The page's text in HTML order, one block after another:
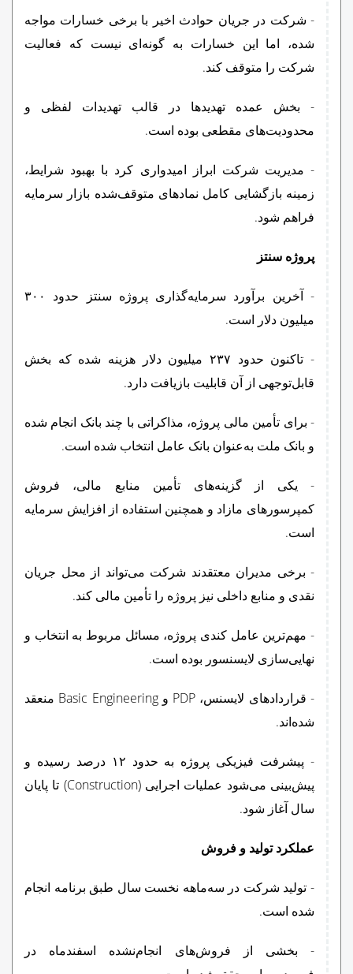
- شرکت در جریان حوادث اخیر با برخی خسارات مواجه
شده، اما این خسارات به گونه‌ای نیست که فعالیت
شرکت را متوقف کند.
- بخش عمده تهدیدها در قالب تهدیدات لفظی و
محدودیت‌های مقطعی بوده است.
- مدیریت شرکت ابراز امیدواری کرد با بهبود شرایط،
زمینه بازگشایی کامل نمادهای متوقف‌شده بازار سرمایه
فراهم شود.
پروژه سنتز
- آخرین برآورد سرمایه‌گذاری پروژه سنتز حدود ۳۰۰
میلیون دلار است.
- تاکنون حدود ۲۳۷ میلیون دلار هزینه شده که بخش
قابل‌توجهی از آن قابلیت بازیافت دارد.
- برای تأمین مالی پروژه، مذاکراتی با چند بانک انجام شده
و بانک ملت به‌عنوان بانک عامل انتخاب شده است.
- یکی از گزینه‌های تأمین منابع مالی، فروش
کمپرسورهای مازاد و همچنین استفاده از افزایش سرمایه
است.
- برخی مدیران معتقدند شرکت می‌تواند از محل جریان
نقدی و منابع داخلی نیز پروژه را تأمین مالی کند.
- مهم‌ترین عامل کندی پروژه، مسائل مربوط به انتخاب و
نهایی‌سازی لایسنسور بوده است.
- قراردادهای لایسنس، PDP وBasic Engineering منعقد
شده‌اند.
- پیشرفت فیزیکی پروژه به حدود ۱۲ درصد رسیده و
پیش‌بینی می‌شود عملیات اجرایی (Construction) تا پایان
سال آغاز شود.
عملکرد تولید و فروش
- تولید شرکت در سه‌ماهه نخست سال طبق برنامه انجام
شده است.
- بخشی از فروش‌های انجام‌نشده اسفندماه در